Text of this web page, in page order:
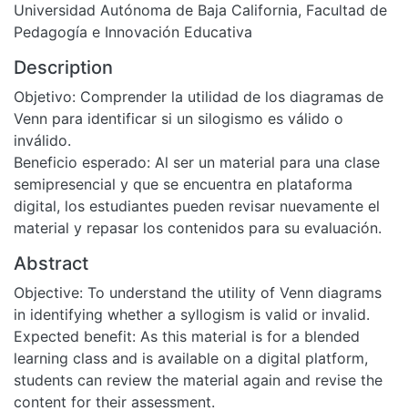
Universidad Autónoma de Baja California, Facultad de
Pedagogía e Innovación Educativa
Description
Objetivo: Comprender la utilidad de los diagramas de
Venn para identificar si un silogismo es válido o
inválido.
Beneficio esperado: Al ser un material para una clase
semipresencial y que se encuentra en plataforma
digital, los estudiantes pueden revisar nuevamente el
material y repasar los contenidos para su evaluación.
Abstract
Objective: To understand the utility of Venn diagrams
in identifying whether a syllogism is valid or invalid.
Expected benefit: As this material is for a blended
learning class and is available on a digital platform,
students can review the material again and revise the
content for their assessment.